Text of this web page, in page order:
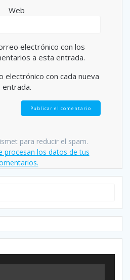
Web
electrónico con los
a esta entrada.
electrónico con cada nueva
entrada.
para reducir el spam.
procesan los datos de tus